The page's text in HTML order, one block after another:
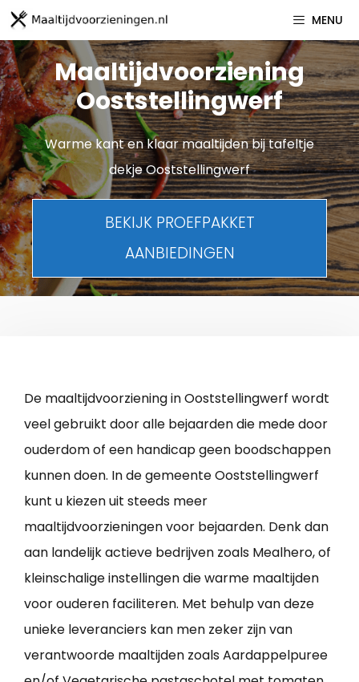
Spring
naar
inhoud
MENU
Maaltijdvoorziening
Ooststellingwerf
Warme kant en klaar maaltijden bij tafeltje
dekje Ooststellingwerf
BEKIJK PROEFPAKKET
AANBIEDINGEN
De maaltijdvoorziening in Ooststellingwerf wordt
veel gebruikt door alle bejaarden die mede door
ouderdom of een handicap geen boodschappen
kunnen doen. In de gemeente Ooststellingwerf
kunt u kiezen uit steeds meer
maaltijdvoorzieningen voor bejaarden. Denk dan
aan landelijk actieve bedrijven zoals Mealhero, of
kleinschalige instellingen die warme maaltijden
voor ouderen faciliteren. Met behulp van deze
unieke leveranciers kan men zeker zijn van
verantwoorde maaltijden zoals Aardappelpuree